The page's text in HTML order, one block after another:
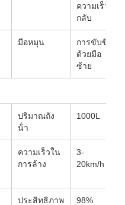
ความเร็ว
กลับ
มือหมุน
การขับขี่
ด้วยมือ
ซ้าย
ปริมาณถัง
น้ํา
1000L
ความเร็วใน
การล้าง
3-
20km/h
ประสิทธิภาพ 98%